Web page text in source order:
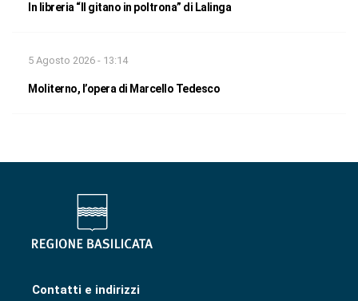
In libreria “Il gitano in poltrona” di Lalinga
5 Agosto 2026 - 13:14
Moliterno, l’opera di Marcello Tedesco
Contatti e indirizzi